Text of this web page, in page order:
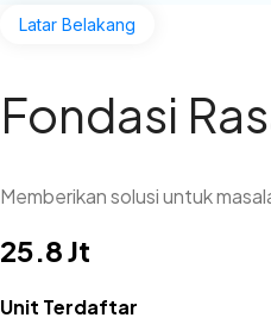
Latar Belakang
Fondasi
Memberikan solusi untuk
25.8 Jt
Unit Terdaftar